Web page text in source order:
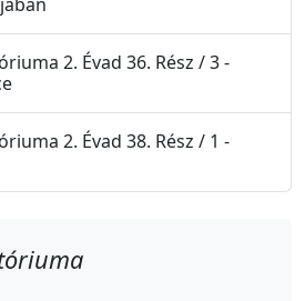
2. Évad 36. Rész / 3 -
2. Évad 38. Rész / 1 -